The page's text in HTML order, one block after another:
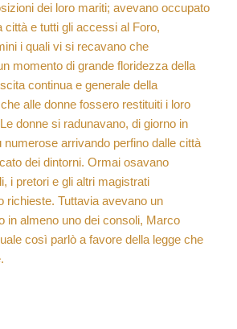
dei loro mariti; avevano occupato
città e tutti gli accessi al Foro,
i quali vi si recavano che
momento di grande floridezza della
continua e generale della
alle donne fossero restituiti i loro
donne si radunavano, di giorno in
numerose arrivando perfino dalle città
dei dintorni. Ormai osavano
i pretori e gli altri magistrati
richieste. Tuttavia avevano un
in almeno uno dei consoli, Marco
così parlò a favore della legge che